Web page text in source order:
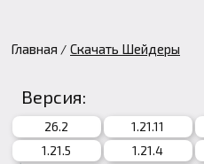
Главная Скачать Шейдеры
Версия:
26.2 1.21.11
1.21.5
1.21.4